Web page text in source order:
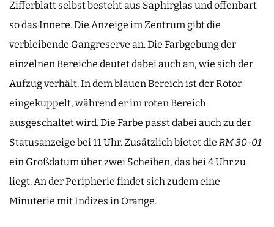
Zifferblatt selbst besteht aus Saphirglas und offenbart
so das Innere. Die Anzeige im Zentrum gibt die
verbleibende Gangreserve an. Die Farbgebung der
einzelnen Bereiche deutet dabei auch an, wie sich der
Aufzug verhält. In dem blauen Bereich ist der Rotor
eingekuppelt, während er im roten Bereich
ausgeschaltet wird. Die Farbe passt dabei auch zu der
Statusanzeige bei 11 Uhr. Zusätzlich bietet die RM 30-01
ein Großdatum über zwei Scheiben, das bei 4 Uhr zu
liegt. An der Peripherie findet sich zudem eine
Minuterie mit Indizes in Orange.